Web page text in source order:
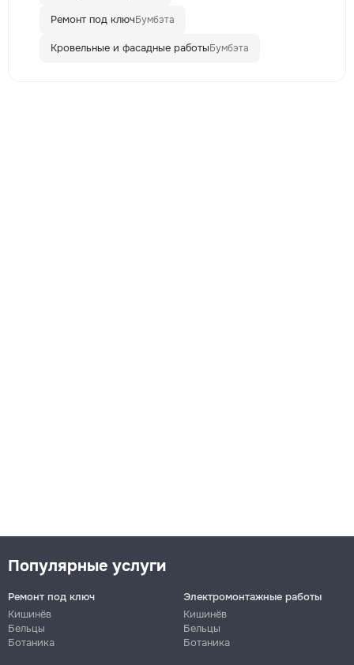
Ремонт под ключБумбэта
Кровельные и фасадные работыБумбэта
Популярные услуги
Ремонт под ключ
Кишинёв
Бельцы
Ботаника
Электромонтажные работы
Кишинёв
Бельцы
Ботаника